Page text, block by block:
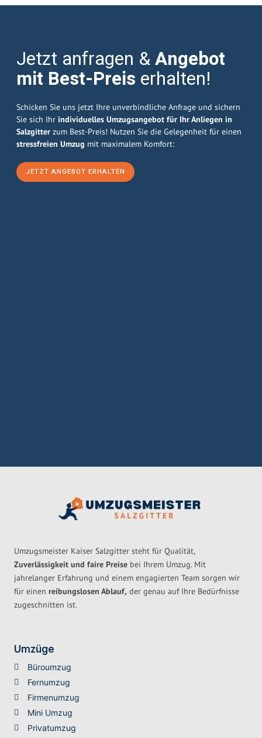
Jetzt anfragen &Angebot
mit Best-Preis erhalten!
Schicken Sie uns jetzt Ihre unverbindliche Anfrage und sichern
Sie sich Ihr individuelles Umzugsangebot für Ihr Anliegen in
Salzgitter zum Best-Preis! Nutzen Sie die Gelegenheit für einen
stressfreien Umzug mit maximalem Komfort:
JETZT ANGEBOT ERHALTEN
Umzugsmeister Kaiser Salzgitter steht für Qualität,
Zuverlässigkeit und faire Preise bei Ihrem Umzug. Mit
jahrelanger Erfahrung und einem engagierten Team sorgen wir
für einen reibungslosen Ablauf, der genau auf Ihre Bedürfnisse
zugeschnitten ist.
Umzüge
Büroumzug
Fernumzug
Firmenumzug
Mini Umzug
Privatumzug